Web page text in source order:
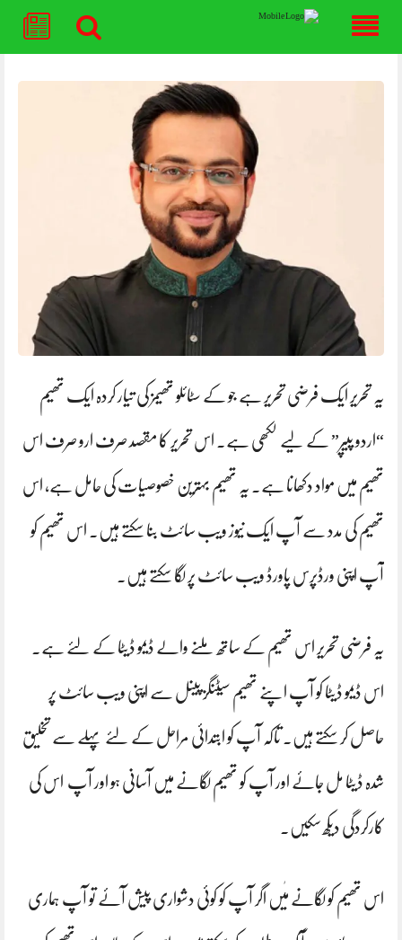
یہ تحریر ایک فرضی تحریر ہے جو کے سٹائلو تھیمز کی تیار کردہ ایک تھیم
“اردو پیپر” کے لیے لکھی ہے۔ اس تحریر کا مقصد صرف ارو صرف اس
تھیم میں مواد دکھانا ہے۔ یہ تھیم بہترین خصوصیات کی حامل ہے، اس
تھیم کی مدد سے آپ ایک نیوز ویب سائٹ بنا سکتے ہیں۔ اس تھیم کو
آپ اپنی ورڈپرس پاورڈ ویب سائٹ پر لگا سکتے ہیں۔
یہ فرضی تحریر اس تھیم کے ساتھ ملنے والے ڈیمو ڈیٹا کے لئے ہے۔
اس ڈیمو ڈیٹا کو آپ اپنے تھیم سیٹنگز پینل سے اپنی ویب سائٹ پر
حاصل کر سکتے ہیں۔ تاکہ آپ کو ابتدائی مراحل کے لئے پہلے سے تخلیق
شدہ ڈیٹا مل جائے اور آپ کو تھیم لگانے میں آسانی ہو اور آپ اس کی
کارکردگی دیکھ سکیں۔
اس تھیم کو لگانے مٰیں اگر آپ کو کوئی دشواری پیش آئے تو آپ ہماری